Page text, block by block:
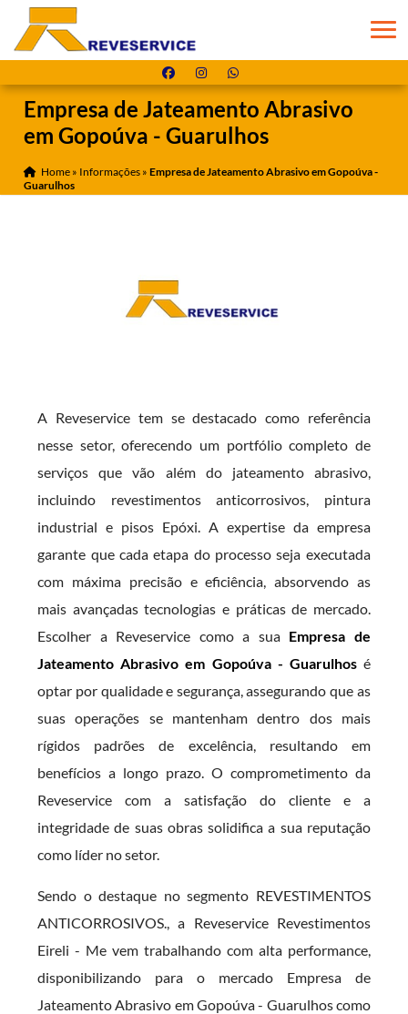
Empresa de Jateamento Abrasivo
em Gopoúva - Guarulhos
Home » Informações »Empresa de Jateamento Abrasivo em Gopoúva -
Guarulhos
A Reveservice tem se destacado como referência
nesse setor, oferecendo um portfólio completo de
serviços que vão além do jateamento abrasivo,
incluindo revestimentos anticorrosivos, pintura
industrial e pisos Epóxi. A expertise da empresa
garante que cada etapa do processo seja executada
com máxima precisão e eficiência, absorvendo as
mais avançadas tecnologias e práticas de mercado.
Escolher a Reveservice como a sua Empresa de
Jateamento Abrasivo em Gopoúva - Guarulhos é
optar por qualidade e segurança, assegurando que as
suas operações se mantenham dentro dos mais
rígidos padrões de excelência, resultando em
benefícios a longo prazo. O comprometimento da
Reveservice com a satisfação do cliente e a
integridade de suas obras solidifica a sua reputação
como líder no setor.
Sendo o destaque no segmento REVESTIMENTOS
ANTICORROSIVOS., a Reveservice Revestimentos
Eireli - Me vem trabalhando com alta performance,
disponibilizando para o mercado Empresa de
Jateamento Abrasivo em Gopoúva - Guarulhos como